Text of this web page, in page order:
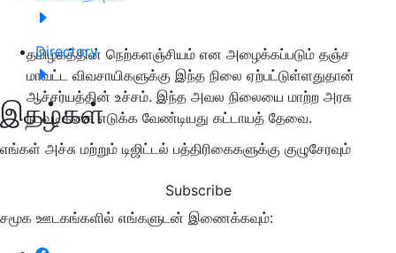
Directory
இதழ்கள்
எங்கள் அச்சு மற்றும் டிஜிட்டல் பத்திரிகைகளுக்கு குழுசேரவும்
Subscribe
சமூக ஊடகங்களில் எங்களுடன் இணைக்கவும்:
தமிழகத்தின் நெற்களஞ்சியம் என அழைக்கப்படும் தஞ்ச
மாவட்ட விவசாயிகளுக்கு இந்த நிலை ஏற்பட்டுள்ளதுதான்
ஆச்சர்யத்தின் உச்சம். இந்த அவல நிலையை மாற்ற அரசு
நடவடிக்கை எடுக்க வேண்டியது கட்டாயத் தேவை.